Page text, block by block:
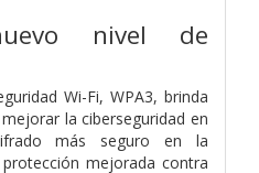
nivel de
Wi-Fi, WPA3, brinda
la ciberseguridad en
más seguro en la
mejorada contra